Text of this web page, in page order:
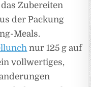
Zubereiten
der Packung
Meals.
nur 125 g auf
vollwertiges,